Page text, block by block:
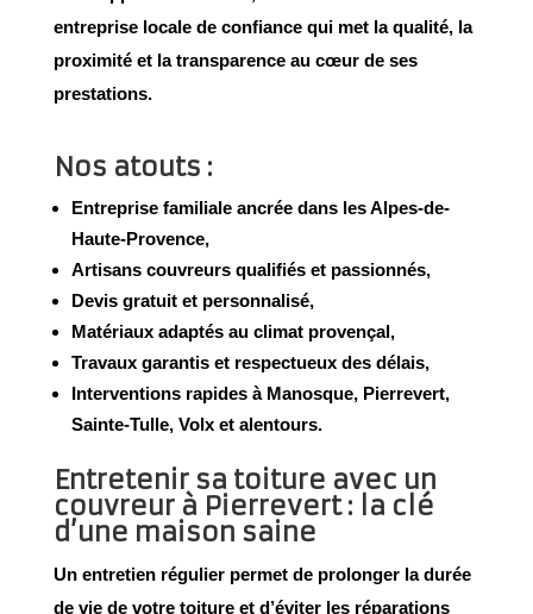
entreprise locale de confiance qui met laqualité, la
proximitéet latransparenceau cœur de ses
prestations.
Nos atouts :
Entreprise familialeancrée dans les Alpes-de-
Haute-Provence,
Artisans couvreurs qualifiéset passionnés,
Devis gratuit et personnalisé,
Matériaux adaptés au climat provençal,
Travaux garantiset respectueux des délais,
Interventions rapidesà Manosque, Pierrevert,
Sainte-Tulle, Volx et alentours.
Entretenir sa toiture avec un
couvreur à Pierrevert : la clé
d’une maison saine
Un entretien régulier permet de prolonger la durée
de vie de votre toiture et d’éviter les réparations